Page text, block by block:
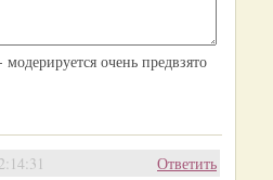
модерируется очень предвзято
Ответить